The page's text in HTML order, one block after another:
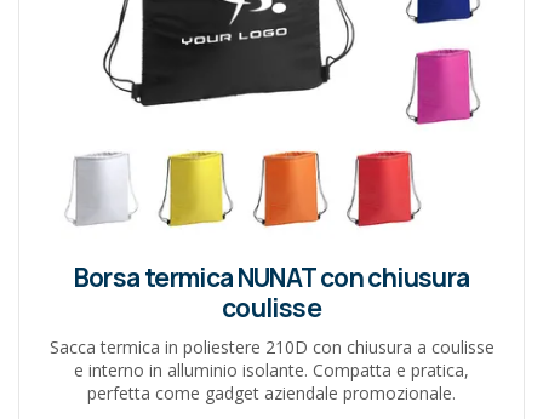
Borsa termica NUNAT con chiusura
coulisse
Sacca termica in poliestere 210D con chiusura a coulisse
e interno in alluminio isolante. Compatta e pratica,
perfetta come gadget aziendale promozionale.